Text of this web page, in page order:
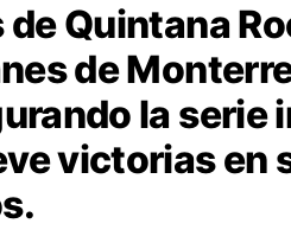
de Quintana
de
la serie
victorias en